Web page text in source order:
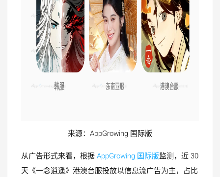
来源：AppGrowing 国际版
从广告形式来看，根据 AppGrowing 国际版监测，近 30
天《一念逍遥》港澳台服投放以信息流广告为主，占比